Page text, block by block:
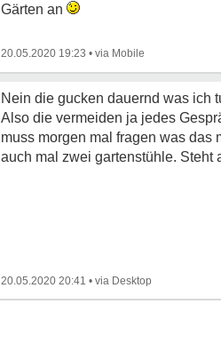
Gärten an
20.05.2020 19:23 •
Nein die gucken dauernd was ich
Also die vermeiden ja jedes
muss morgen mal fragen was das
auch mal zwei gartenstühle. Steht
20.05.2020 20:41 •